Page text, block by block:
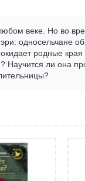
веке. Но во
односельчане
родные
ли она